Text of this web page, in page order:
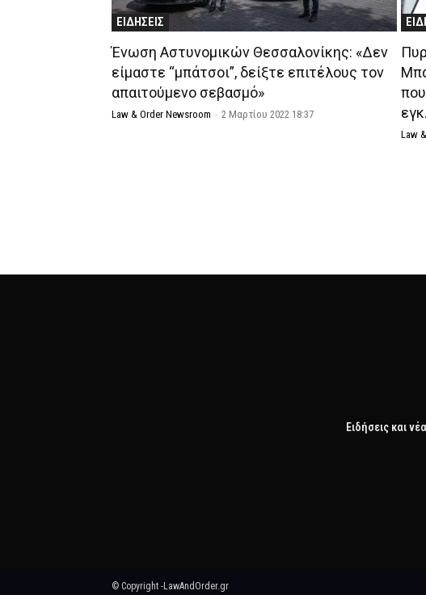
ΕΙΔΗΣΕΙΣ
Ένωση Αστυνομικών Θεσσαλονίκης: «Δεν
είμαστε “μπάτσοι”, δείξτε επιτέλους τον
απαιτούμενο σεβασμό»
Law & Order Newsroom - 2 Μαρτίου 2022 18:37
Law
Ειδήσεις και
© Copyright -LawAndOrder.gr